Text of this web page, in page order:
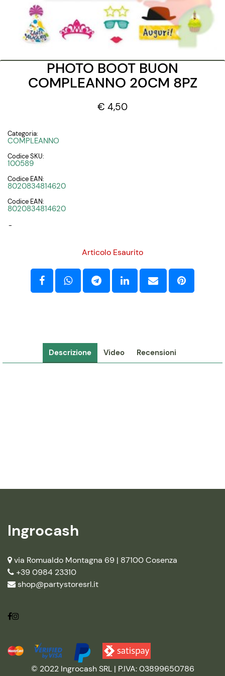
PHOTO BOOT BUON
COMPLEANNO 20CM 8PZ
€ 4,50
Categoria:
COMPLEANNO
Codice SKU:
100589
Codice EAN:
8020834814620
Codice EAN:
8020834814620
-
Articolo Esaurito
Descrizione Video Recensioni
Ingrocash
via Romualdo Montagna 69 | 87100 Cosenza
+39 0984 23310
shop@partystoresrl.it
© 2022 Ingrocash SRL | P.IVA: 03899650786